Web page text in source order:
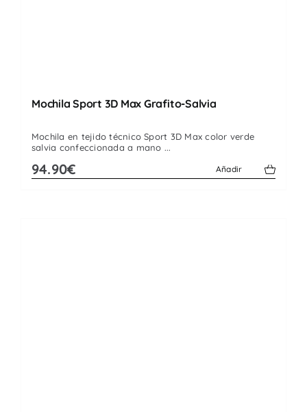
Mochila Sport 3D Max Grafito-Salvia
Mochila en tejido técnico Sport 3D Max color verde
salvia confeccionada a mano ...
94.90€ Añadir